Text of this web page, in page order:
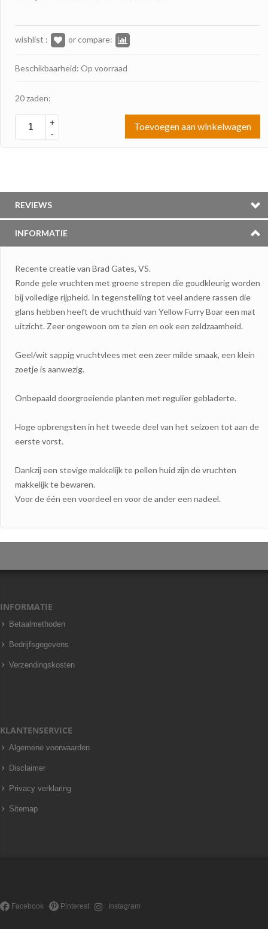
wishlist : or compare:
Beschikbaarheid: Op voorraad
20 zaden:
+
-
Toevoegen aan winkelwagen
REVIEWS
INFORMATIE
Recente creatie van Brad Gates, VS.
Ronde gele vruchten met groene strepen die goudkleurig worden
bij volledige rijpheid. In tegenstelling tot veel andere rassen die
glans hebben heeft de vruchthuid van Yellow Furry Boar een mat
uitzicht. Zeer ongewoon om te zien en ook een zeldzaamheid.
Geel/wit sappig vruchtvlees met een zeer milde smaak, een klein
zoetje is aanwezig.
Onbepaald doorgroeiende planten met regulier gebladerte.
Hoge opbrengsten in het tweede deel van het seizoen tot aan de
eerste vorst.
Dankzij een stevige makkelijk te pellen huid zijn de vruchten
makkelijk te bewaren.
Voor de één een voordeel en voor de ander een nadeel.
INFORMATIE
Betaalmethoden
Bedrijfsgegevens
Verzendingskosten
KLANTENSERVICE
Algemene voorwaarden
Disclaimer
Privacy verklaring
Sitemap
Facebook Pinterest Instagram